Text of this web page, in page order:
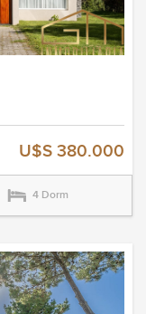
U$S 380.000
4 Dorm